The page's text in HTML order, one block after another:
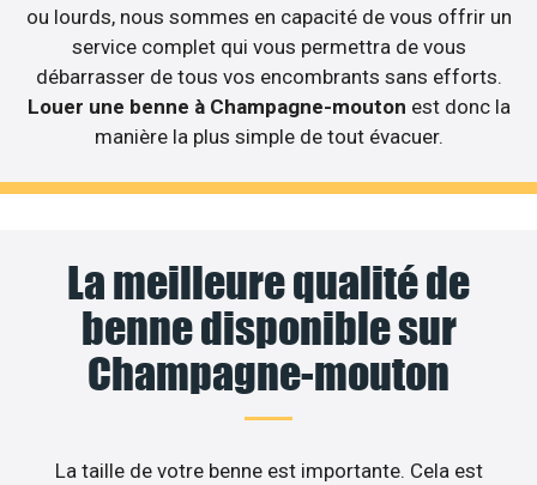
ou lourds, nous sommes en capacité de vous offrir un
service complet qui vous permettra de vous
débarrasser de tous vos encombrants sans efforts.
Louer une benne à Champagne-mouton est donc la
manière la plus simple de tout évacuer.
La meilleure qualité de
benne disponible sur
Champagne-mouton
La taille de votre benne est importante. Cela est